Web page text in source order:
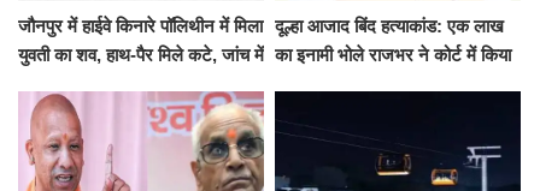
जौनपुर में हाईवे किनारे पॉलिथीन में मिला
युवती का शव, हाथ-पैर मिले कटे, जांच में
दूल्हा आजाद बिंद हत्याकांड: एक लाख
का इनामी भोले राजभर ने कोर्ट में किया